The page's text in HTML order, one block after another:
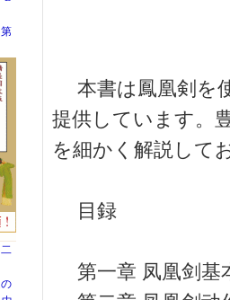
本書は鳳凰剣を
提供しています。
を細かく解説して
目録
第一章 凤凰剑基